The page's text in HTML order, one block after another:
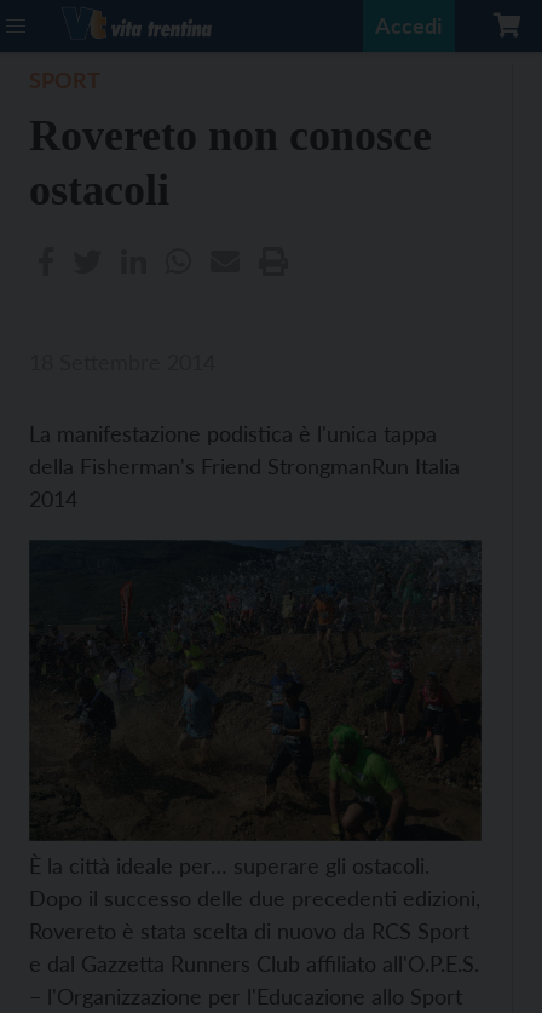
Accedi
Rovereto non conosce
ostacoli
La manifestazione podistica è l'unica tappa
della Fisherman's Friend StrongmanRun Italia
2014
È la città ideale per… superare gli ostacoli.
Dopo il successo delle due precedenti edizioni,
Rovereto è stata scelta di nuovo da RCS Sport
e dal Gazzetta Runners Club affiliato all'O.P.E.S.
– l'Organizzazione per l'Educazione allo Sport